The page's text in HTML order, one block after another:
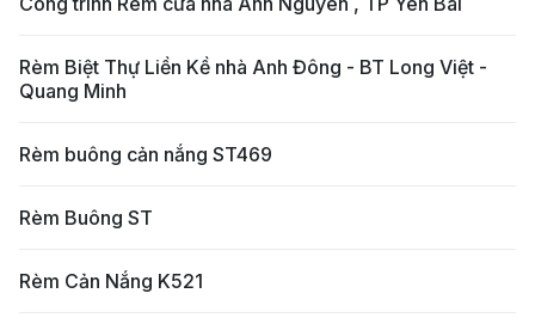
Rèm Biệt Thự Liền Kề nhà Anh Đông - BT Long Việt -
Quang Minh
Rèm buông cản nắng ST469
Rèm Buông ST
Rèm Cản Nắng K521